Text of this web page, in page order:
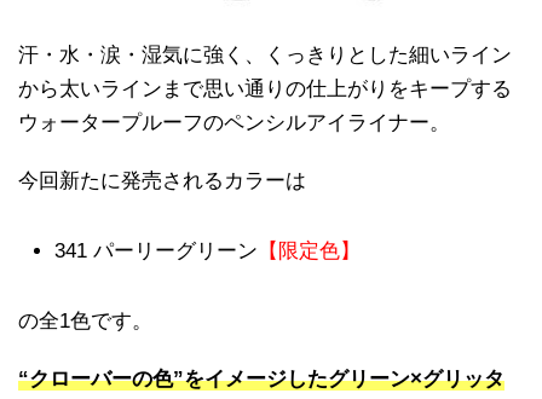
汗・水・涙・湿気に強く、くっきりとした細いライン
から太いラインまで思い通りの仕上がりをキープする
ウォータープルーフのペンシルアイライナー。
今回新たに発売されるカラーは
341 パーリーグリーン 【限定色】
の全1色です。
“クローバーの色”をイメージしたグリーン×グリッタ